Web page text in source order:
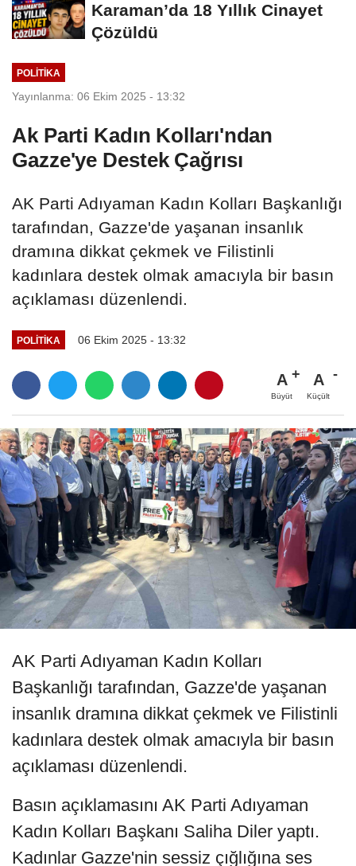
Karaman’da 18 Yıllık Cinayet
Çözüldü
POLITIKA
Yayınlanma: 06 Ekim 2025 - 13:32
Ak Parti Kadın Kolları'ndan
Gazze'ye Destek Çağrısı
AK Parti Adıyaman Kadın Kolları Başkanlığı
tarafından, Gazze'de yaşanan insanlık
dramına dikkat çekmek ve Filistinli
kadınlara destek olmak amacıyla bir basın
açıklaması düzenlendi.
POLITIKA 06 Ekim 2025 - 13:32
A
Büyüt
A
Küçült
AK Parti Adıyaman Kadın Kolları
Başkanlığı tarafından, Gazze'de yaşanan
insanlık dramına dikkat çekmek ve Filistinli
kadınlara destek olmak amacıyla bir basın
açıklaması düzenlendi.
Basın açıklamasını AK Parti Adıyaman
Kadın Kolları Başkanı Saliha Diler yaptı.
Kadınlar Gazze'nin sessiz çığlığına ses